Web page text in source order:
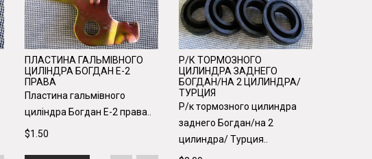
ПЛАСТИНА ГАЛЬМІВНОГО
ЦИЛІНДРА БОГДАН Е-2
ПРАВА
Пластина гальмівного
циліндра Богдан Е-2 права..
$1.50
Р/К ТОРМОЗНОГО
ЦИЛИНДРА ЗАДНЕГО
БОГДАН/НА 2 ЦИЛИНДРА/
ТУРЦИЯ
Р/к тормозного цилиндра
заднего Богдан/на 2
цилиндра/ Турция..